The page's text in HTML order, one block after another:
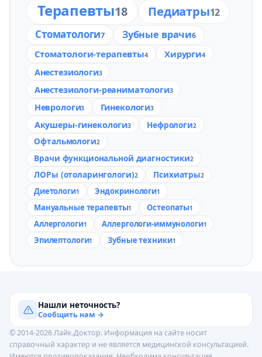
Терапевты18 Педиатры12
Стоматологи7 Зубные врачи6
Стоматологи-терапевты4 Хирурги4
Анестезиологи3
Анестезиологи-реаниматологи3
Неврологи3 Гинекологи3
Акушеры-гинекологи3 Нефрологи2
Офтальмологи2
Врачи функциональной диагностики2
ЛОРы (отоларингологи)2 Психиатры2
Диетологи1 Эндокринологи1
Мануальные терапевты1 Остеопаты1
Аллергологи1 Аллергологи-иммунологи1
Эпилептологи1 Зубные техники1
Нашли неточность?
Сообщить нам →
© 2014-2026 Лайк.Доктор. Информация на сайте носит
справочный характер и не является медицинской консультацией.